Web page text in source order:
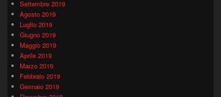
Settembre 2019
Agosto 2019
Luglio 2019
Giugno 2019
Maggio 2019
Aprile 2019
Marzo 2019
Febbraio 2019
Gennaio 2019